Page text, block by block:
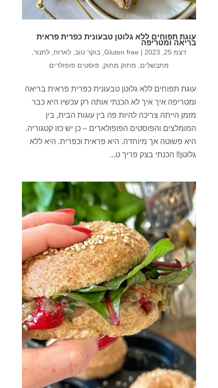
עוגת תפוחים ללא גלוטן טבעונית כפרית פראית
בריאה ומטריפה
דצמ 25, 2023 |
Gluten free בוקר טוב לארוח לתנור
מתבשלים
מתוק מתוק פוסטים פופולרים
עוגת תפוחים ללא גלוטן טבעונית כפרית פראית בריאה
ומטריפה איך איך לא הכנתי אותה רק עכשיו היא כבר
מזמן הייתה צריכה להיות פה בין עוגות הבית, בין
המומלצים והפוסטים הפופולארים – כן יש כזו קטגוריה.
היא פשוטה אך מיוחדה. היא פראית וכפרית. היא ללא
גלוטן‼️ הכנתי בצק פריך ט...